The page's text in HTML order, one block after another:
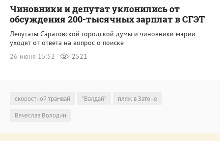
Чиновники и депутат уклонились от
обсуждения 200-тысячных зарплат в СГЭТ
Депутаты Саратовской городской думы и чиновники мэрии
уходят от ответа на вопрос о поиске
26 июня 15:52
2521
скоростной трамвай "Валдай"
пляж в Затоне
Вячеслав Володин